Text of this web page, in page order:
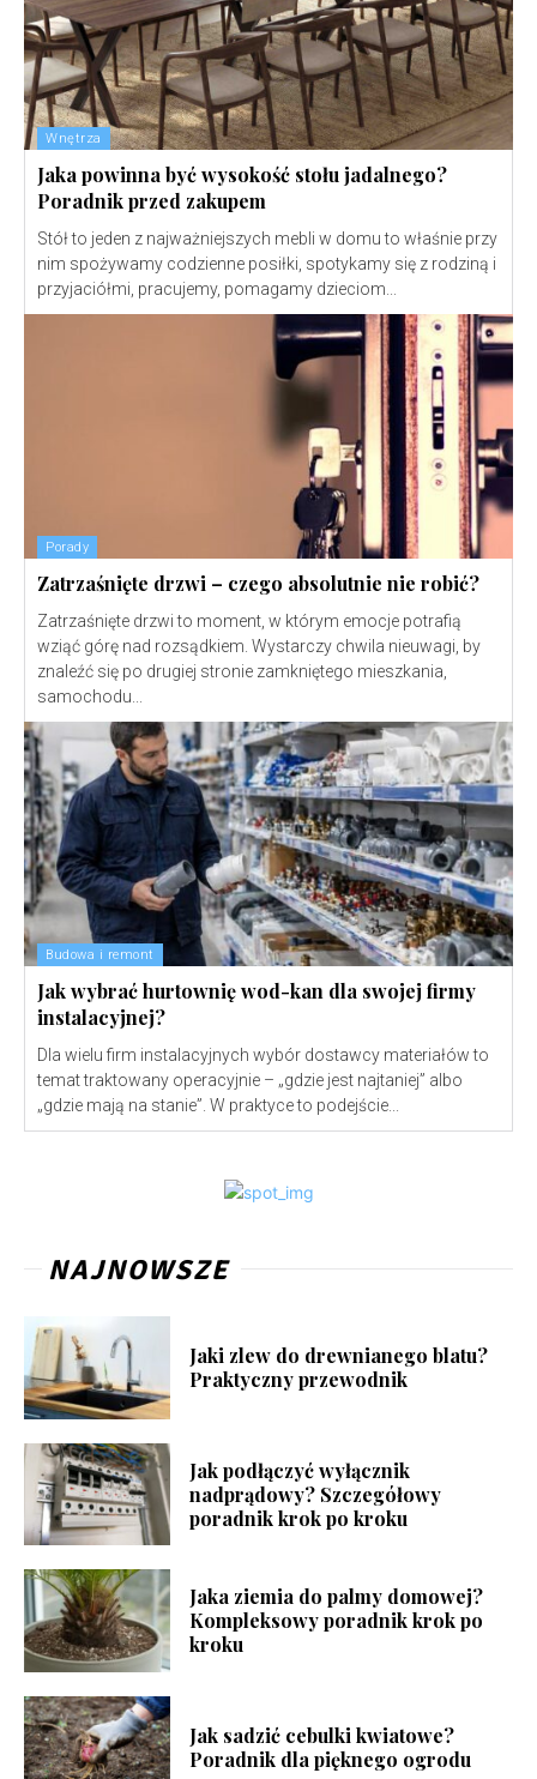
Wnętrza
Jaka powinna być wysokość stołu jadalnego?
Poradnik przed zakupem
Stół to jeden z najważniejszych mebli w domu to właśnie przy
nim spożywamy codzienne posiłki, spotykamy się z rodziną i
przyjaciółmi, pracujemy, pomagamy dzieciom...
Porady
Zatrzaśnięte drzwi – czego absolutnie nie robić?
Zatrzaśnięte drzwi to moment, w którym emocje potrafią
wziąć górę nad rozsądkiem. Wystarczy chwila nieuwagi, by
znaleźć się po drugiej stronie zamkniętego mieszkania,
samochodu...
Budowa i remont
Jak wybrać hurtownię wod-kan dla swojej firmy
instalacyjnej?
Dla wielu firm instalacyjnych wybór dostawcy materiałów to
temat traktowany operacyjnie – „gdzie jest najtaniej” albo
„gdzie mają na stanie”. W praktyce to podejście...
NAJNOWSZE
Jaki zlew do drewnianego blatu?
Praktyczny przewodnik
Jak podłączyć wyłącznik
nadprądowy? Szczegółowy
poradnik krok po kroku
Jaka ziemia do palmy domowej?
Kompleksowy poradnik krok po
kroku
Jak sadzić cebulki kwiatowe?
Poradnik dla pięknego ogrodu